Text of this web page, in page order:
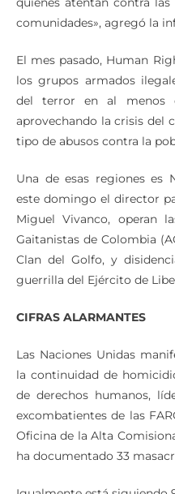
esfuerzos en
quienes atentan contra las
El mes pasado, Human
los grupos armados
del terror en al menos
aprovechando la crisis del
Una de esas regiones es
este domingo el director
Miguel Vivanco, operan
Gaitanistas de Colombia
Clan del Golfo, y
Las Naciones Unidas
la continuidad de
de derechos humanos,
excombatientes de las
Oficina de la Alta